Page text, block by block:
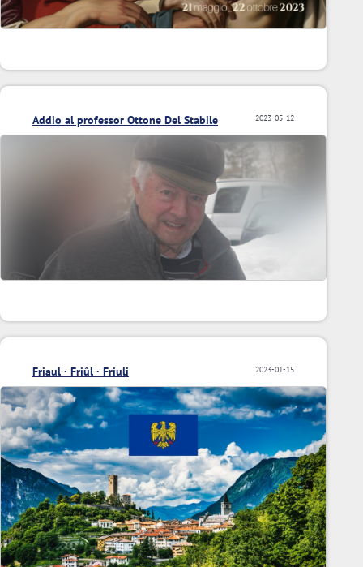
2023-05-12
Addio al professor Ottone Del Stabile
2023-01-15
Friaul · Friûl · Friuli